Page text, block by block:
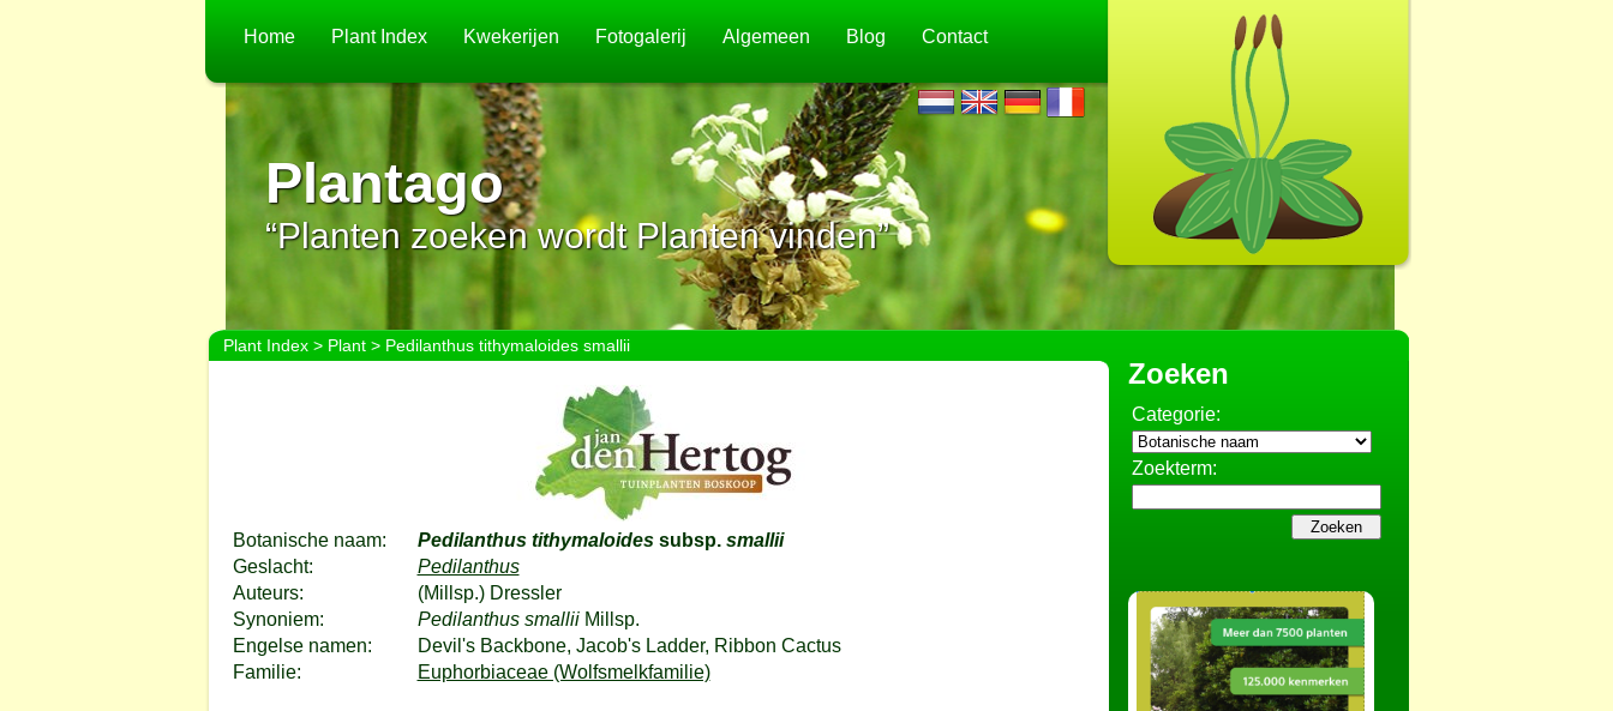
Home Plant Index Kwekerijen Fotogalerij Algemeen Blog Contact
Plantago
“Planten zoeken wordt Planten vinden”
Plant Index> Plant> Pedilanthus tithymaloides smallii
Botanische naam: Pedilanthus tithymaloides subsp.smallii
Geslacht:
Pedilanthus
Auteurs:
(Millsp.) Dressler
Synoniem:
Pedilanthus smalliiMillsp.
Engelse namen:
Devil's Backbone, Jacob's Ladder, Ribbon Cactus
Familie:
Euphorbiaceae (Wolfsmelkfamilie)
Zoeken
Categorie:
Zoekterm: